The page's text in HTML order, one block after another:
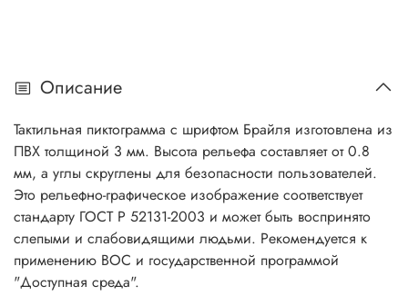
Описание
Тактильная пиктограмма с шрифтом Брайля изготовлена из
ПВХ толщиной 3 мм. Высота рельефа составляет от 0.8
мм, а углы скруглены для безопасности пользователей.
Это рельефно-графическое изображение соответствует
стандарту ГОСТ Р 52131-2003 и может быть воспринято
слепыми и слабовидящими людьми. Рекомендуется к
применению ВОС и государственной программой
"Доступная среда".